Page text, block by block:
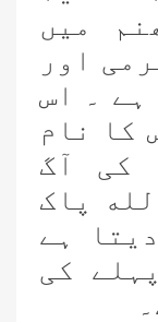
میں
اور
ہے ۔ اس
کا نام
کی آگ
پاک
ہے
کی